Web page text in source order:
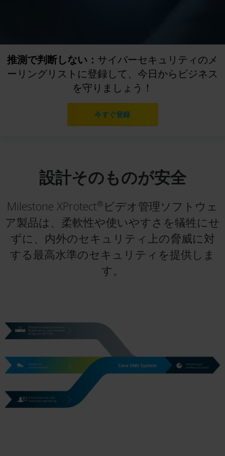
推測で判断しない： サイバーセキュリティのメ
ーリングリストに登録して、今日からビジネス
を守りましょう！
今すぐ登録
設計そのものが安全
Milestone XProtect® ビデオ管理ソフトウェ
ア製品は、柔軟性や使いやすさを犠牲にせ
ずに、内外のセキュリティ上の脅威に対
する最高水準のセキュリティを提供しま
す。